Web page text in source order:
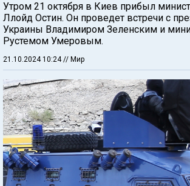
Утром 21 октября в Киев прибыл
Ллойд Остин. Он проведет встречи с
Украины Владимиром Зеленским и
Рустемом Умеровым.
21.10.2024 10:24// Мир